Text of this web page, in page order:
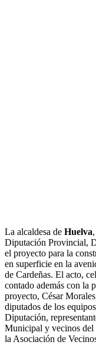
La alcaldesa de Huelva
Diputación Provincial,
el proyecto para la
en superficie en la
de Cardeñas. El acto,
contado además con la
proyecto, César
diputados de los
Diputación,
Municipal y vecinos del
la Asociación de